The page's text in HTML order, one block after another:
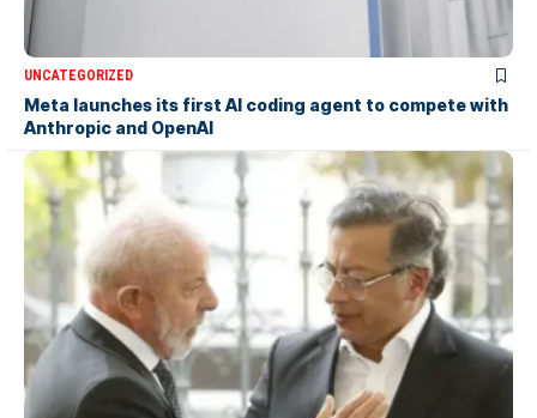
UNCATEGORIZED
Meta launches its first AI coding agent to compete with
Anthropic and OpenAI